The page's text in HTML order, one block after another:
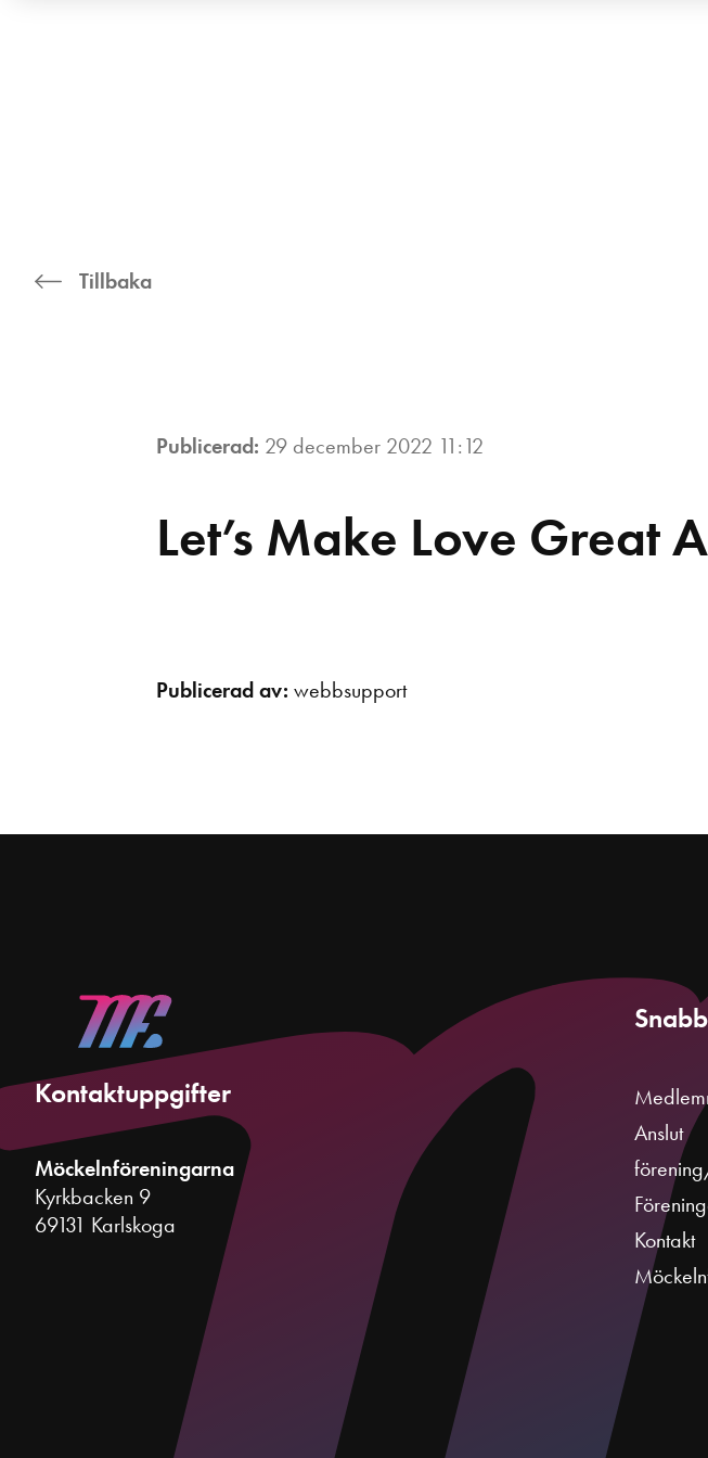
Tillbaka
Publicerad: 29 december 2022 11:12
Let’s Make Love Great
Publicerad av: webbsupport
Kontaktuppgifter
Möckelnföreningarna
Kyrkbacken 9
69131 Karlskoga
Anslut
Kontakt